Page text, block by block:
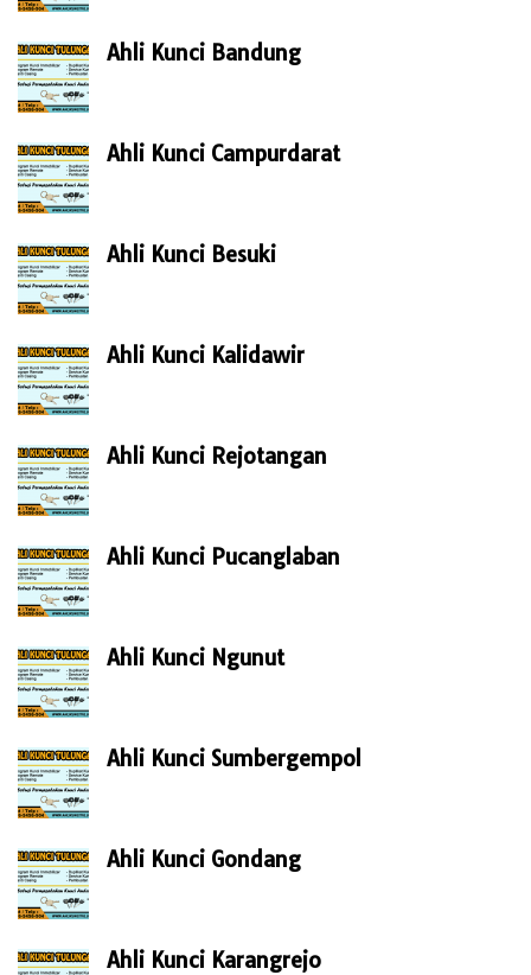
Ahli Kunci Bandung
Ahli Kunci Campurdarat
Ahli Kunci Besuki
Ahli Kunci Kalidawir
Ahli Kunci Rejotangan
Ahli Kunci Pucanglaban
Ahli Kunci Ngunut
Ahli Kunci Sumbergempol
Ahli Kunci Gondang
Ahli Kunci Karangrejo